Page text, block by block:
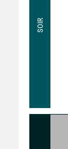
SOIR